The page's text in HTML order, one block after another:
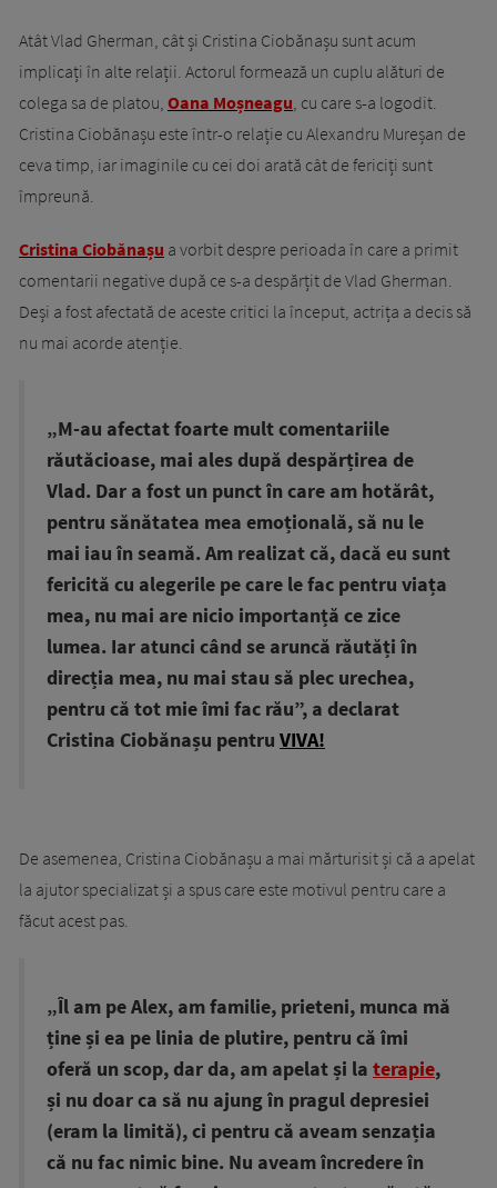
Atât Vlad Gherman, cât și Cristina Ciobănașu sunt acum
implicați în alte relații. Actorul formează un cuplu alături de
colega sa de platou, Oana Moșneagu, cu care s-a logodit.
Cristina Ciobănașu este într-o relație cu Alexandru Mureșan de
ceva timp, iar imaginile cu cei doi arată cât de fericiți sunt
împreună.
Cristina Ciobănașu a vorbit despre perioada în care a primit
comentarii negative după ce s-a despărțit de Vlad Gherman.
Deși a fost afectată de aceste critici la început, actrița a decis să
nu mai acorde atenție.
„M-au afectat foarte mult comentariile
răutăcioase, mai ales după despărțirea de
Vlad. Dar a fost un punct în care am hotărât,
pentru sănătatea mea emoțională, să nu le
mai iau în seamă. Am realizat că, dacă eu sunt
fericită cu alegerile pe care le fac pentru viața
mea, nu mai are nicio importanță ce zice
lumea. Iar atunci când se aruncă răutăți în
direcția mea, nu mai stau să plec urechea,
pentru că tot mie îmi fac rău”, a declarat
Cristina Ciobănașu pentru VIVA!
De asemenea, Cristina Ciobănașu a mai mărturisit și că a apelat
la ajutor specializat și a spus care este motivul pentru care a
făcut acest pas.
„Îl am pe Alex, am familie, prieteni, munca mă
ține și ea pe linia de plutire, pentru că îmi
oferă un scop, dar da, am apelat și la terapie,
și nu doar ca să nu ajung în pragul depresiei
(eram la limită), ci pentru că aveam senzația
că nu fac nimic bine. Nu aveam încredere în